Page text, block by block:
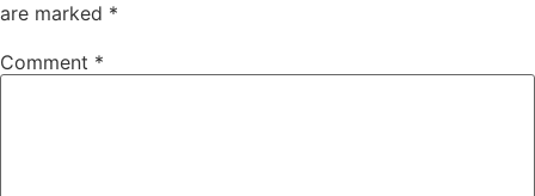
are marked *
Comment *